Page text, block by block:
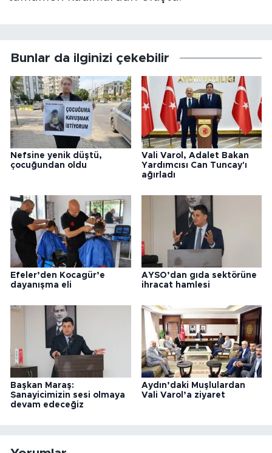
Bunlar da ilginizi çekebilir
Nefsine yenik düştü,
çocuğundan oldu
Vali Varol, Adalet Bakan
Yardımcısı Can Tuncay'ı
ağırladı
Efeler’den Kocagür’e
dayanışma eli
AYSO’dan gıda sektörüne
ihracat hamlesi
Başkan Maraş:
Sanayicimizin sesi olmaya
devam edeceğiz
Aydın’daki Muşlulardan
Vali Varol’a ziyaret